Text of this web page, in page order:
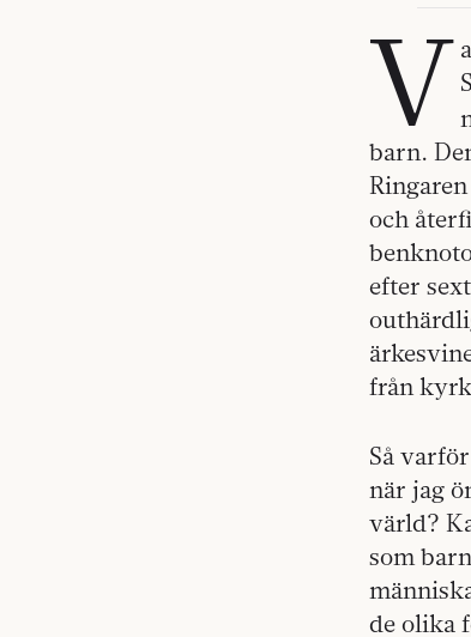
V
barn.
och
efter
från
Så
när jag
värld?
som
de olika